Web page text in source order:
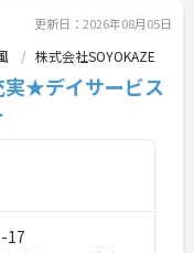
更新日：2026年08月05日
株式会社SOYOKAZE
実★デイサービス
17